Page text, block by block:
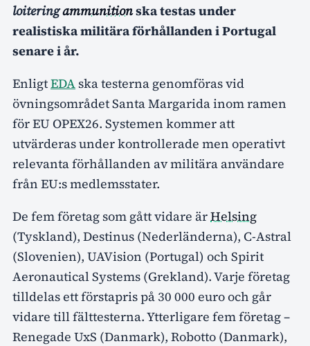
loiteringammunitionska testas under
realistiska militära förhållanden i Portugal
senare i år.
EnligtEDA ska testerna genomföras vid
övningsområdet Santa Margarida inom ramen
för EU OPEX26. Systemen kommer att
utvärderas under kontrollerade men operativt
relevanta förhållanden av militära användare
från EU:s medlemsstater.
De fem företag som gått vidare ärHelsing
(Tyskland), Destinus (Nederländerna), C-Astral
(Slovenien), UAVision (Portugal) och Spirit
Aeronautical Systems (Grekland). Varje företag
tilldelas ett förstapris på 30 000 euro och går
vidare till fälttesterna. Ytterligare fem företag –
Renegade UxS (Danmark), Robotto (Danmark),